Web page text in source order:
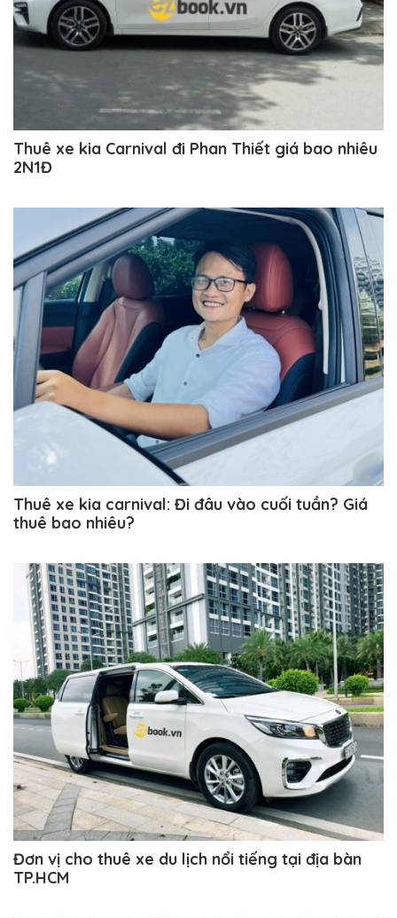
Thuê xe kia Carnival đi Phan Thiết giá bao nhiêu
2N1Đ
Thuê xe kia carnival: Đi đâu vào cuối tuần? Giá
thuê bao nhiêu?
Đơn vị cho thuê xe du lịch nổi tiếng tại địa bàn
TP.HCM